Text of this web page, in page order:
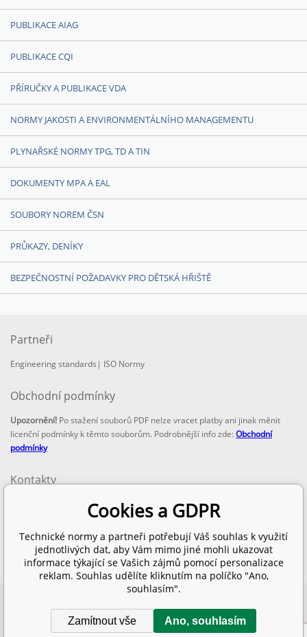
PUBLIKACE AIAG
PUBLIKACE CQI
PŘÍRUČKY A PUBLIKACE VDA
NORMY JAKOSTI A ENVIRONMENTÁLNÍHO MANAGEMENTU
PLYNAŘSKÉ NORMY TPG, TD A TIN
DOKUMENTY MPA A EAL
SOUBORY NOREM ČSN
PRŮKAZY, DENÍKY
BEZPEČNOSTNÍ POŽADAVKY PRO DĚTSKÁ HŘIŠTĚ
Partneři
Engineering standards | ISO Normy
Obchodní podmínky
Upozornění! Po stažení souborů PDF nelze vracet platby ani jinak měnit
licenční podmínky k těmto souborům. Podrobnější info zde:Obchodní
podmínky
Kontakty
info@technickenormy.cz
obchod@technickenormy.cz
Telefon:
+420 377 387 684
SITEMAP
Tvorba a pronájem eshopůBINARGON.cz
Cookies a GDPR
Technické normy a partneři potřebují Váš souhlas k využití
jednotlivých dat, aby Vám mimo jiné mohli ukazovat
informace týkající se Vašich zájmů pomocí personalizace
reklam. Souhlas udělíte kliknutím na políčko "Ano,
souhlasím".
Zamítnout vše Ano, souhlasím